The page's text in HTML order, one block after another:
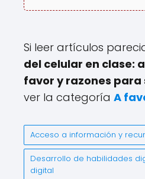
Si leer artículos
del celular en clase:
favor y razones para
ver la categoría A
Acceso a información y
Desarrollo de habilidades
digital